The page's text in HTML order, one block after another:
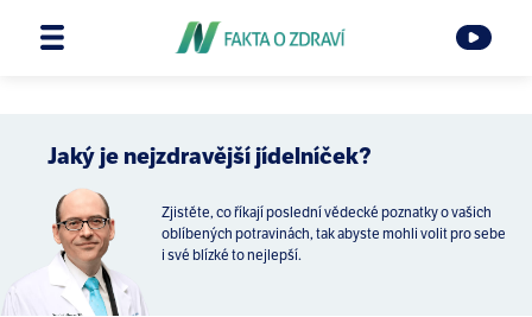
Jaký je nejzdravější jídelníček?
Zjistěte, co říkají poslední vědecké poznatky o vašich
oblíbených potravinách, tak abyste mohli volit pro sebe
i své blízké to nejlepší.